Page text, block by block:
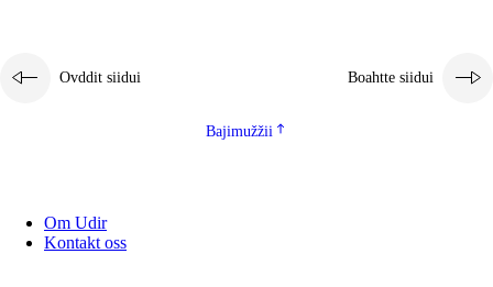
Ovddit siidui Boahtte siidui
Bajimužžii
Om Udir
Kontakt oss